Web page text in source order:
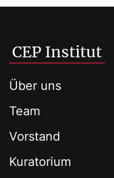
CEP Institut
Über uns
Team
Vorstand
Kuratorium